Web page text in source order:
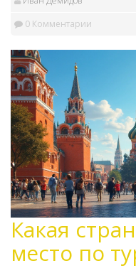
0 Комментарии
Какая
место по